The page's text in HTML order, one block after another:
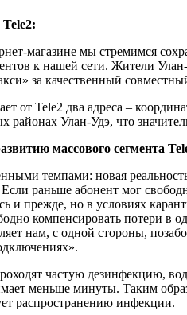
Tele2:
магазине мы стремимся
к нашей сети. Жители
за качественный
от Tele2 два адреса –
Улан-Удэ, что
массового сегмента
темпами: новая
раньше абонент мог
прежде, но в условиях
компенсировать потери в
нам, с одной стороны,
частую дезинфекцию,
меньше минуты. Таким
распространению инфекции.